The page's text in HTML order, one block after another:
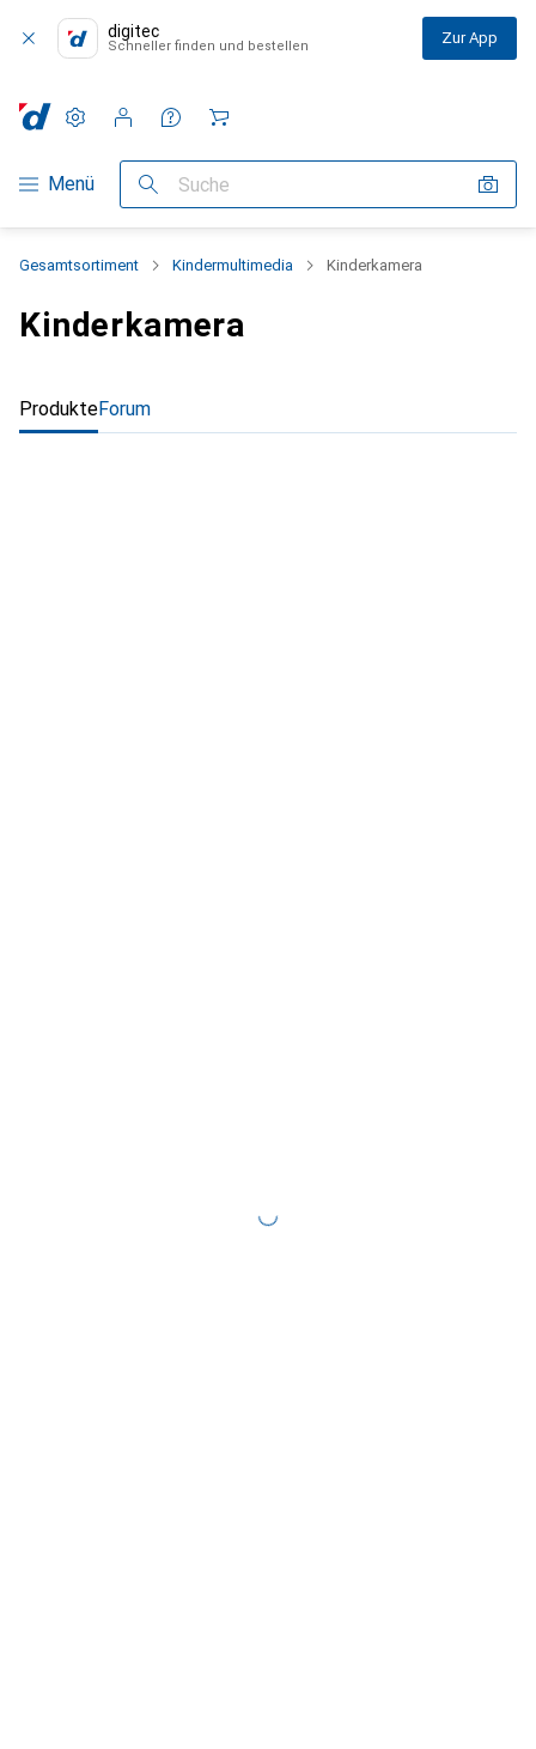
digitec
Schneller finden und bestellen Zur App
Navigation nach Kategorien
Menü Suche
Einstellungen
Kundenkonto
Vergleichslisten
Merklisten
Warenkorb
Gesamtsortiment Kindermultimedia Kinderkamera
Kinderkamera
ProdukteForum